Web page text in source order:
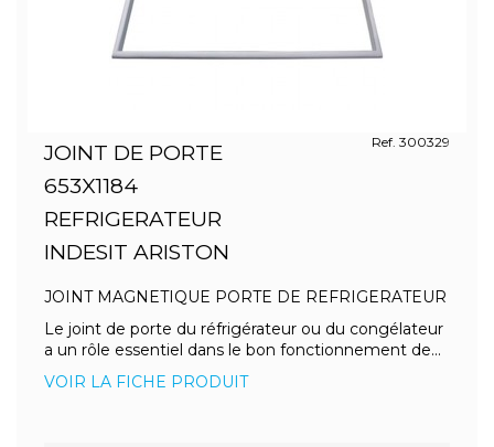
JOINT DE PORTE
653X1184
REFRIGERATEUR
INDESIT ARISTON
Ref. 300329
JOINT MAGNETIQUE PORTE DE REFRIGERATEUR
Le joint de porte du réfrigérateur ou du congélateur
a un rôle essentiel dans le bon fonctionnement de...
VOIR LA FICHE PRODUIT